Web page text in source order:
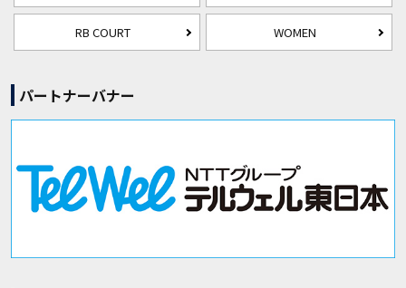
RB COURT WOMEN
パートナーバナー